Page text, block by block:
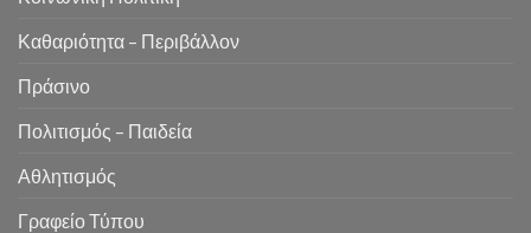
Καθαριότητα – Περιβάλλον
Πράσινο
Πολιτισμός – Παιδεία
Αθλητισμός
Γραφείο Τύπου